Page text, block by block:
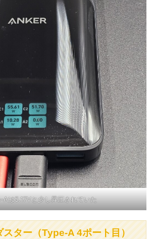
Aは5.17Vと少し昇圧されていた
ター（Type-A 4ポート目）